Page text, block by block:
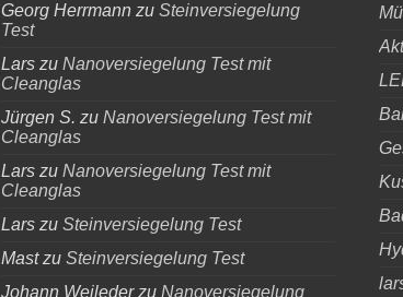
Georg Herrmannzu Steinversiegelung
Test
Larszu Nanoversiegelung Test mit
Cleanglas
Jürgen S. zu Nanoversiegelung Test mit
Cleanglas
Larszu Nanoversiegelung Test mit
Cleanglas
Larszu Steinversiegelung Test
Mastzu Steinversiegelung Test
Johann Weilederzu Nanoversiegelung